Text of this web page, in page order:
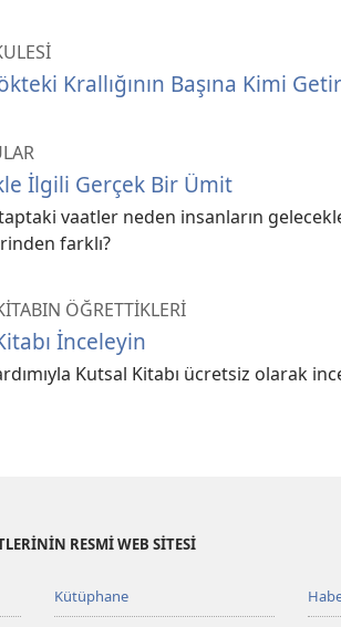
Krallığının Başına Kimi
İlgili Gerçek Bir Ümit
vaatler neden insanların
farklı?
ÖĞRETTİKLERİ
İnceleyin
Kutsal Kitabı ücretsiz olarak
RESMİ WEB SİTESİ
Kütüphane